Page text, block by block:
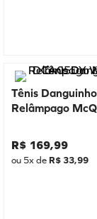
Tênis Danguinho
Relâmpago
R$ 169,99
ou 5x de R$ 33,99